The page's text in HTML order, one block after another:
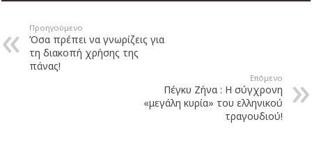
Προηγούμενο
Όσα πρέπει να γνωρίζεις για
τη διακοπή χρήσης της
πάνας!
Επόμενο
Πέγκυ Ζήνα : Η σύγχρονη
«μεγάλη κυρία» του ελληνικού
τραγουδιού!